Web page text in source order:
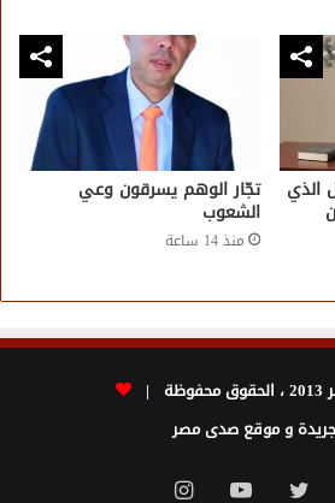
الذي تجّار الوهم يسرقون وعي
الشعوب
منذ 14 ساعة
|
جريدة و موقع صدى مصر
تويتر يوتيوبانستقرام